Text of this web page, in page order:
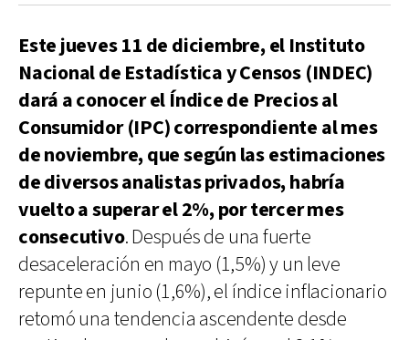
Este jueves 11 de diciembre, el Instituto
Nacional de Estadística y Censos (INDEC)
dará a conocer el Índice de Precios al
Consumidor (IPC) correspondiente al mes
de noviembre, que según las estimaciones
de diversos analistas privados, habría
vuelto a superar el 2%, por tercer mes
consecutivo. Después de una fuerte
desaceleración en mayo (1,5%) y un leve
repunte en junio (1,6%), el índice inflacionario
retomó una tendencia ascendente desde